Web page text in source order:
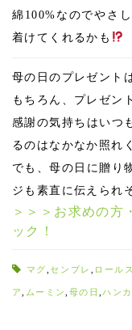
綿100%なのでやさ
着けてくれるかも
母の日のプレゼント
もちろん、プレゼン
感謝の気持ちはいつ
るのはなかなか照れ
でも、母の日に贈り
ジも素直に伝えられ
＞＞＞お求めの方
ック！
マグ ,センプレ ロール
ア ムーミン 母の日 ,ハン